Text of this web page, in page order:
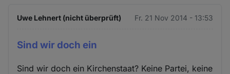
Uwe Lehnert (nicht überprüft) Fr. 21 Nov 2014 - 13:53
Sind wir doch ein
Sind wir doch ein Kirchenstaat? Keine Partei, keine